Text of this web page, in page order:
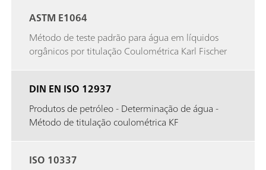
ASTM E1064
Método de teste padrão para água em líquidos
orgânicos por titulação Coulométrica Karl Fischer
DIN EN ISO 12937
Produtos de petróleo - Determinação de água -
Método de titulação coulométrica KF
ISO 10337